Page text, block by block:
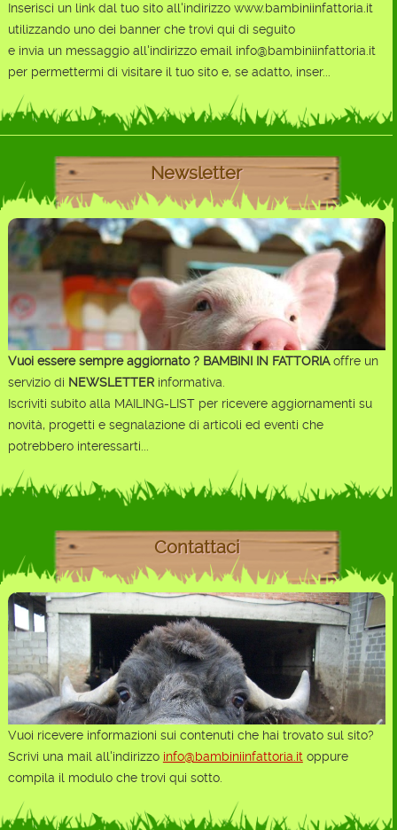
Inserisci un link dal tuo sito all'indirizzo www.bambiniinfattoria.it
utilizzando uno dei banner che trovi qui di seguito
e invia un messaggio all'indirizzo email info@bambiniinfattoria.it
per permettermi di visitare il tuo sito e, se adatto, inser...
Newsletter
Vuoi essere sempre aggiornato ? BAMBINI IN FATTORIAoffre un
servizio di NEWSLETTERinformativa.
Iscriviti subito alla MAILING-LIST per ricevere aggiornamenti su
novità, progetti e segnalazione di articoli ed eventi che
potrebbero interessarti...
Contattaci
Vuoi ricevere informazioni sui contenuti che hai trovato sul sito?
Scrivi una mail all'indirizzo info@bambiniinfattoria.itoppure
compila il modulo che trovi qui sotto.